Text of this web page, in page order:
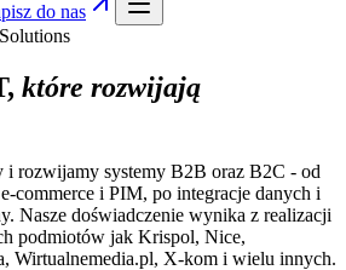
do nas
które rozwijają
i rozwijamy systemy B2B oraz B2C - od
commerce i PIM, po integracje danych i
Nasze doświadczenie wynika z realizacji
podmiotów jak Krispol, Nice,
Wirtualnemedia.pl, X-kom i wielu innych.